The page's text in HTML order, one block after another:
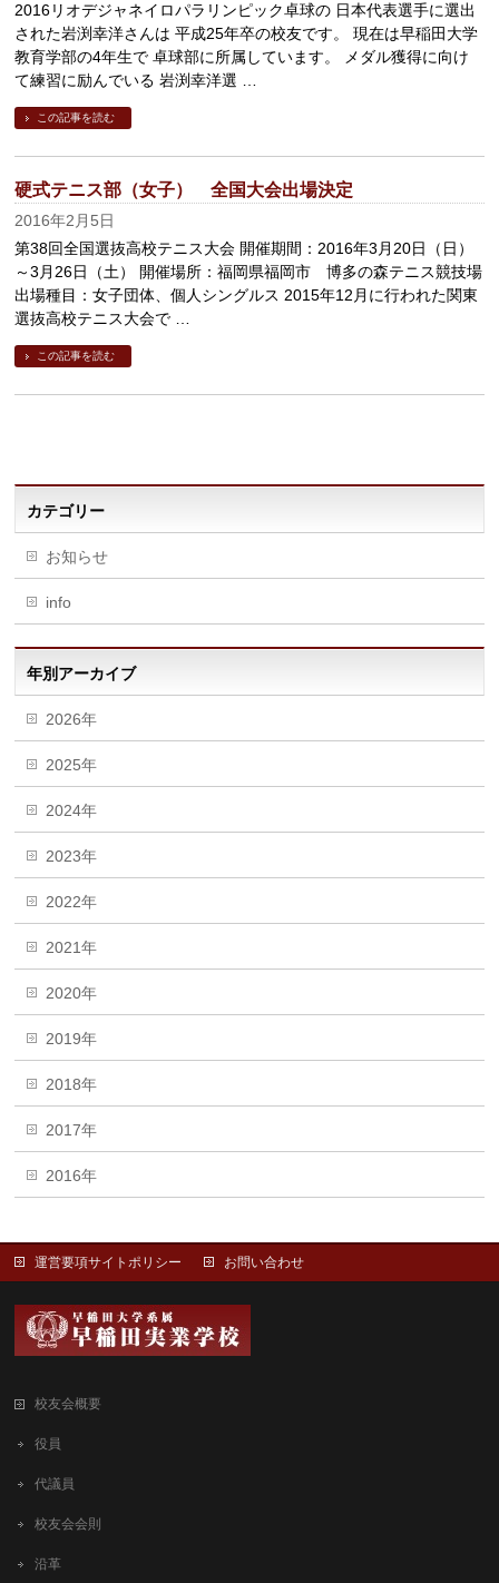
2016リオデジャネイロパラリンピック卓球の 日本代表選手に選出
された岩渕幸洋さんは 平成25年卒の校友です。 現在は早稲田大学
教育学部の4年生で 卓球部に所属しています。 メダル獲得に向け
て練習に励んでいる 岩渕幸洋選 …
この記事を読む
硬式テニス部（女子） 全国大会出場決定
2016年2月5日
第38回全国選抜高校テニス大会 開催期間：2016年3月20日（日）
～3月26日（土） 開催場所：福岡県福岡市 博多の森テニス競技場
出場種目：女子団体、個人シングルス 2015年12月に行われた関東
選抜高校テニス大会で …
この記事を読む
カテゴリー
お知らせ
info
年別アーカイブ
2026年
2025年
2024年
2023年
2022年
2021年
2020年
2019年
2018年
2017年
2016年
運営要項サイトポリシー お問い合わせ
校友会概要
役員
代議員
校友会会則
沿革